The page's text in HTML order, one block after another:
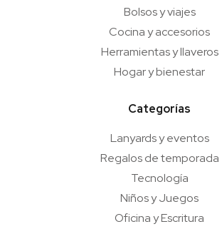
Bolsos y viajes
Cocina y accesorios
Herramientas y llaveros
Hogar y bienestar
Categorías
Lanyards y eventos
Regalos de temporada
Tecnología
Niños y Juegos
Oficina y Escritura